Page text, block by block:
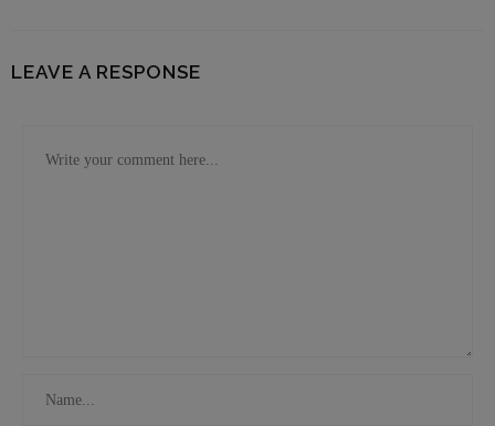
LEAVE A RESPONSE